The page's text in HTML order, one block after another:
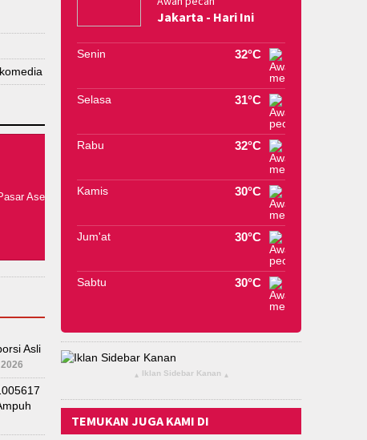
Asli
Jakarta - Hari Ini
Senin 32°C
Selasa 31°C
Rabu 32°C
Kamis 30°C
Jum'at 30°C
Sabtu 30°C
▴ Iklan Sidebar Kanan ▴
TEMUKAN JUGA KAMI DI